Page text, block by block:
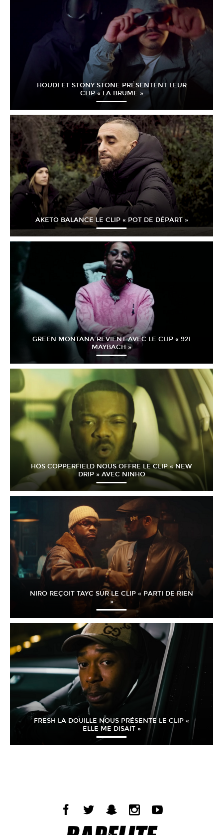
HOUDI ET STONY STONE PRÉSENTENT LEUR
CLIP « LA BRUME »
AKETO BALANCE LE CLIP « POT DE DÉPART »
GREEN MONTANA REVIENT AVEC LE CLIP « 92I
MAYBACH »
HÖS COPPERFIELD NOUS OFFRE LE CLIP « NEW
DRIP » AVEC NINHO
NIRO REÇOIT TAYC SUR LE CLIP « PARTI DE RIEN
»
FRESH LA DOUILLE NOUS PRÉSENTE LE CLIP «
ELLE ME DISAIT »